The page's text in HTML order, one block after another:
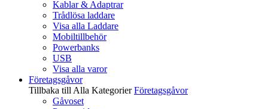
Kablar & Adaptrar
Trådlösa laddare
Visa alla Laddare
Mobiltillbehör
Powerbanks
USB
Visa alla varor
Företagsgåvor
Tillbaka till Alla Kategorier Företagsgåvor
Gåvoset